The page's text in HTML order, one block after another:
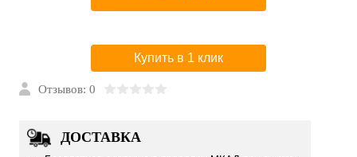
Купить в 1 клик
Отзывов: 0
ДОСТАВКА